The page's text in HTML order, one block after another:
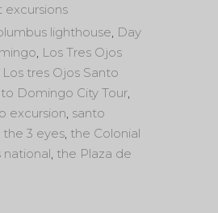
excursions
lighthouse, Day
, Los Tres Ojos
Los tres Ojos Santo
Domingo City Tour,
excursion, santo
the 3 eyes, the Colonial
national, the Plaza de